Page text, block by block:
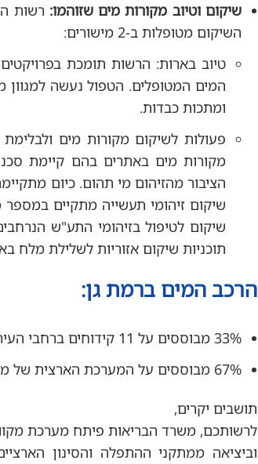
שיקום וטיוב מקורות מים שזוהמו: רשות
השיקום מטופלות ב-2 מישורים:
טיוב בארות: הרשות תומכת
המים המטופלים. הטפול נעשה למגוון
ומתכות כבדות.
פעולות לשיקום מקורות מים
מקורות מים באתרים בהם קיימת
שיקום זיהומי תעשייה מתקיים
שיקום לטיפול בזיהומי התע"ש
תוכניות שיקום אזוריות לשלילת מלח
הרכב המים ברמת גן:
33% מבוססים על 11 קידוחים ברחבי העיר.
67% מבוססים על המערכת הארצית של מקורות ומתוכם לפחות 50% מים מותפלים.
תושבים יקרים,
לרשותכם, משרד הבריאות פיתח מערכת
וביציאה ממתקני ההתפלה והסינון